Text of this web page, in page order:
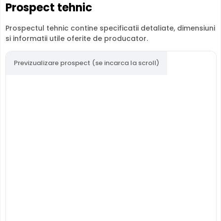
instalarii acesteia, fiind pretabila in supravegherea
generala a zonelor. Distanta focala este de 3.6 mm,
oferind un unghi orizontal de 93.0°.
Prospect tehnic
Prospectul tehnic contine specificatii detaliate, dimensiuni
si informatii utile oferite de producator.
Previzualizare prospect (se incarca la scroll)